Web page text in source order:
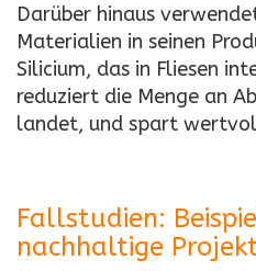
Darüber hinaus
Materialien in seinen
Silicium, das in Fliesen
reduziert die Menge an
landet, und spart
Fallstudien:
nachhaltige